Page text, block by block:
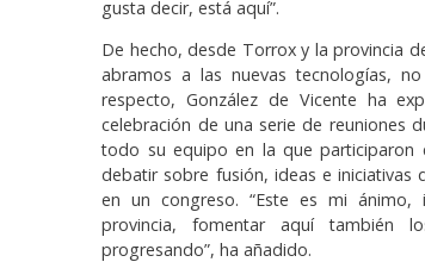
gusta decir, está aquí”.
De hecho, desde Torrox y la provincia
abramos a las nuevas tecnologías,
respecto, González de Vicente ha
celebración de una serie de reuniones
todo su equipo en la que participaron
debatir sobre fusión, ideas e iniciativas
en un congreso. “Este es mi
provincia, fomentar aquí también
progresando”, ha añadido.